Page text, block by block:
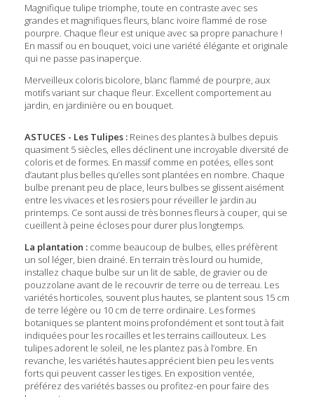
Magnifique tulipe triomphe, toute en contraste avec ses
grandes et magnifiques fleurs, blanc ivoire flammé de rose
pourpre. Chaque fleur est unique avec sa propre panachure !
En massif ou en bouquet, voici une variété élégante et originale
qui ne passe pas inaperçue.
Merveilleux coloris bicolore, blanc flammé de pourpre, aux
motifs variant sur chaque fleur. Excellent comportement au
jardin, en jardinière ou en bouquet.
ASTUCES - Les Tulipes : Reines des plantes à bulbes depuis
quasiment 5 siècles, elles déclinent une incroyable diversité de
coloris et de formes. En massif comme en potées, elles sont
d’autant plus belles qu’elles sont plantées en nombre. Chaque
bulbe prenant peu de place, leurs bulbes se glissent aisément
entre les vivaces et les rosiers pour réveiller le jardin au
printemps. Ce sont aussi de très bonnes fleurs à couper, qui se
cueillent à peine écloses pour durer plus longtemps.
La plantation : comme beaucoup de bulbes, elles préfèrent
un sol léger, bien drainé. En terrain très lourd ou humide,
installez chaque bulbe sur un lit de sable, de gravier ou de
pouzzolane avant de le recouvrir de terre ou de terreau. Les
variétés horticoles, souvent plus hautes, se plantent sous 15 cm
de terre légère ou 10 cm de terre ordinaire. Les formes
botaniques se plantent moins profondément et sont tout à fait
indiquées pour les rocailles et les terrains caillouteux. Les
tulipes adorent le soleil, ne les plantez pas à l’ombre. En
revanche, les variétés hautes apprécient bien peu les vents
forts qui peuvent casser les tiges. En exposition ventée,
préférez des variétés basses ou profitez-en pour faire des